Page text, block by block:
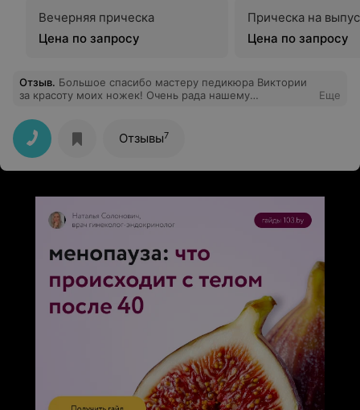
Вечерняя прическа
Цена по запросу
Прическа на
Цена по запросу
Отзыв. Большое спасибо мастеру педикюра Виктории
за красоту моих ножек! Очень рада нашему
что мое знакомство с шугарингом прошло
безболезненно, а за приятным общением время
пролетело совсем незаметно)
Еще
Отзывы7